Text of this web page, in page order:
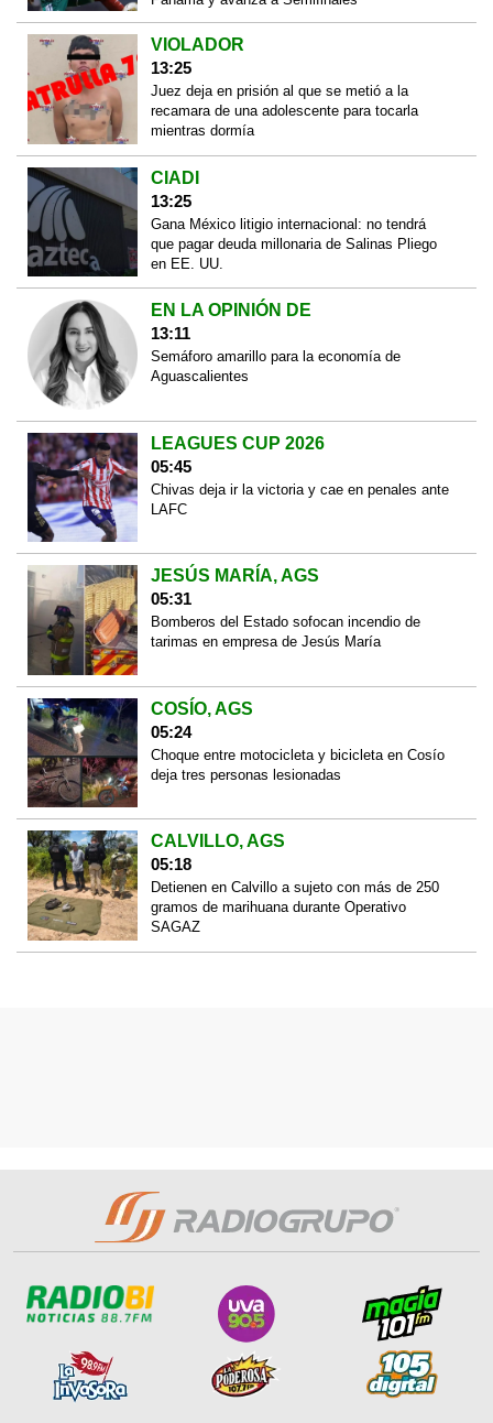
VIOLADOR
13:25
Juez deja en prisión al que se metió a la
recamara de una adolescente para tocarla
mientras dormía
CIADI
13:25
Gana México litigio internacional: no tendrá
que pagar deuda millonaria de Salinas Pliego
en EE. UU.
EN LA OPINIÓN DE
13:11
Semáforo amarillo para la economía de
Aguascalientes
LEAGUES CUP 2026
05:45
Chivas deja ir la victoria y cae en penales ante
LAFC
JESÚS MARÍA, AGS
05:31
Bomberos del Estado sofocan incendio de
tarimas en empresa de Jesús María
COSÍO, AGS
05:24
Choque entre motocicleta y bicicleta en Cosío
deja tres personas lesionadas
CALVILLO, AGS
05:18
Detienen en Calvillo a sujeto con más de 250
gramos de marihuana durante Operativo
SAGAZ